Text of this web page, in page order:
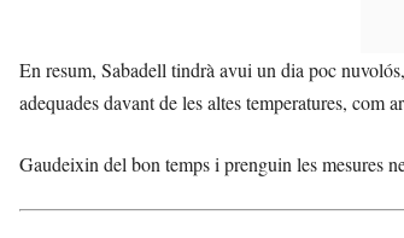
En resum, Sabadell tindrà avui un dia poc
adequades davant de les altes temperatures, com
Gaudeixin del bon temps i prenguin les mesures